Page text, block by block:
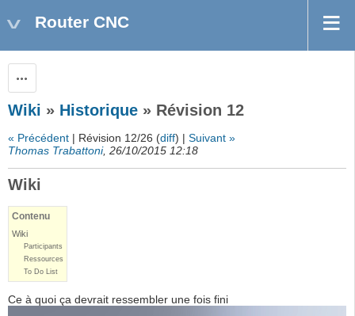
Router CNC
Wiki » Historique » Révision 12
« Précédent | Révision 12/26 (diff) | Suivant »
Thomas Trabattoni, 26/10/2015 12:18
Wiki
Contenu
Wiki
Participants
Ressources
To Do List
Ce à quoi ça devrait ressembler une fois fini